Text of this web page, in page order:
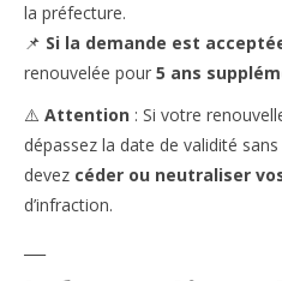
la préfecture.
📌 Si la demande est
renouvelée pour 5 ans
⚠️ Attention : Si votre
dépassez la date de validité
devez céder ou neutraliser
d’infraction.